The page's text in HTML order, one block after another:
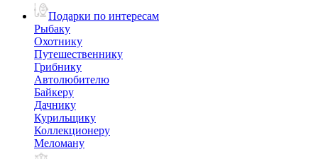
Подарки по интересам
Рыбаку
Охотнику
Путешественнику
Грибнику
Автолюбителю
Байкеру
Дачнику
Курильщику
Коллекционеру
Меломану